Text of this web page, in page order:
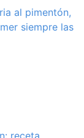
al pimentón,
siempre las